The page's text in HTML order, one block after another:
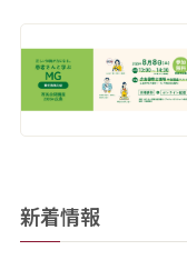
新着情報